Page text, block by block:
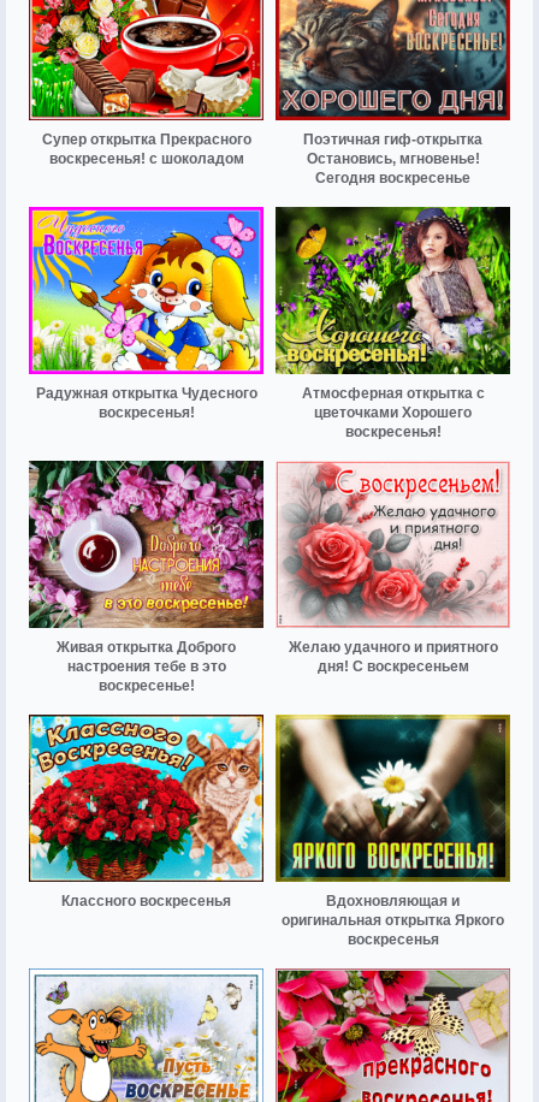
Супер открытка Прекрасного
воскресенья! с шоколадом
Поэтичная гиф-открытка
Остановись, мгновенье!
Сегодня воскресенье
Радужная открытка Чудесного
воскресенья!
Атмосферная открытка с
цветочками Хорошего
воскресенья!
Живая открытка Доброго
настроения тебе в это
воскресенье!
Желаю удачного и приятного
дня! С воскресеньем
Классного воскресенья
Вдохновляющая и
оригинальная открытка Яркого
воскресенья